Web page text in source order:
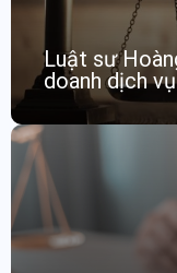
Luật sư
doanh dịch